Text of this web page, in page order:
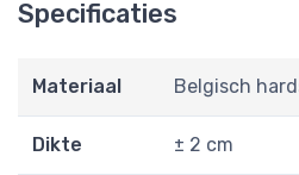
Specificaties
Materiaal Belgisch
Dikte ± 2 cm